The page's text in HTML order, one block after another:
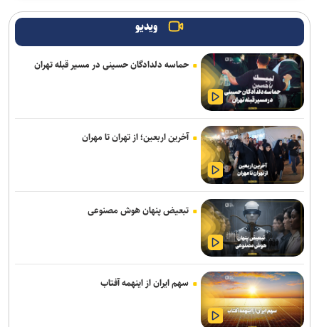
ادارات و بانک‌های کدام استان‌ها فردا (چهارشنبه) تعطیل شدند
کشف ۷۰۰ کیلو مواد مخدر در استان خراسان‌رضوی
ادارات استان کردستان فردا (۱۴ مرداد) تعطیل شد
جهان نظاره‌گر پویایی و جاودانگی نهضت حسینی(ع) است
انهدام مهمات عمل نکرده دشمن در پاکدشت
قاضی قلابی در مازندران به دام قانون افتاد
دور جدید اردوی تیم ملی کانوپولو جوانان در مراغه برگزار می‌شود
کشف ۴۷ کیلوگرم شیشه و هروئین در عملیات مشترک پلیس استان
مرکزی و خوزستان
ویدیو
حماسه دلدادگان حسینی در مسیر قبله تهران
آخرین اربعین؛ از تهران تا مهران
تبعیض پنهان هوش مصنوعی
سهم ایران از اینهمه آفتاب